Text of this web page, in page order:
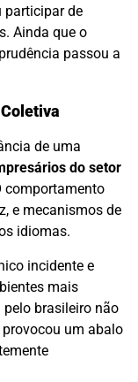
participar de
Ainda que o
passou a
de uma
do setor
comportamento
e mecanismos de
idiomas.
incidente e
mais
brasileiro não
um abalo